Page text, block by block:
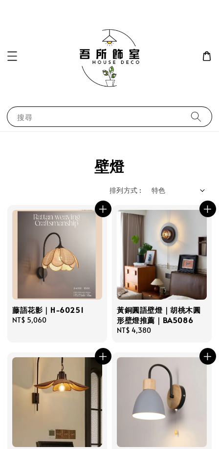
搜尋
壁燈
排列方式 :
藤語花影｜H-60251
Regular
NT$ 5,060
黃銅圓語壁燈｜胡桃木圓
形壁燈推薦｜BA5086
Regular
NT$ 4,380